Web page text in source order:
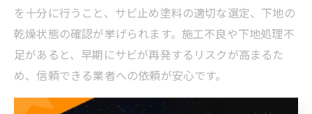
を十分に行うこと、サビ止め塗料の適切な選定、下地の
乾燥状態の確認が挙げられます。施工不良や下地処理不
足があると、早期にサビが再発するリスクが高まるた
め、信頼できる業者への依頼が安心です。
失敗例として、安価な自己施工や不適切な塗料選びでサ